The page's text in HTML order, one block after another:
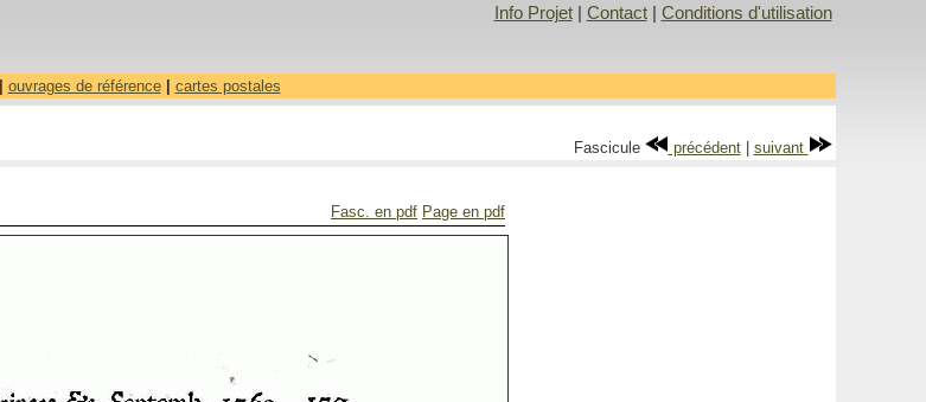
Info Projet| Contact| Conditions d'utilisation
ouvrages de référence| cartes postales
Fascicule précédent| suivant
Fasc. en pdf Page en pdf